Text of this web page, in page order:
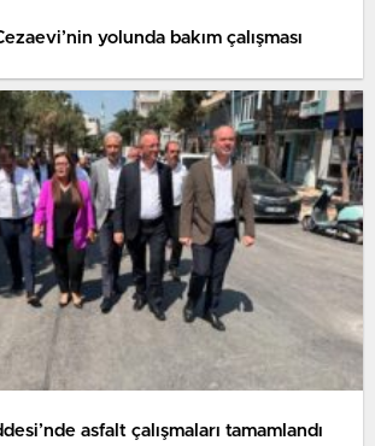
yolunda bakım çalışması
asfalt çalışmaları tamamlandı